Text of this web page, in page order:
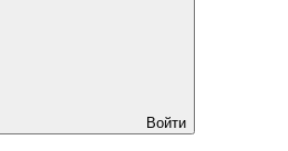
Войти